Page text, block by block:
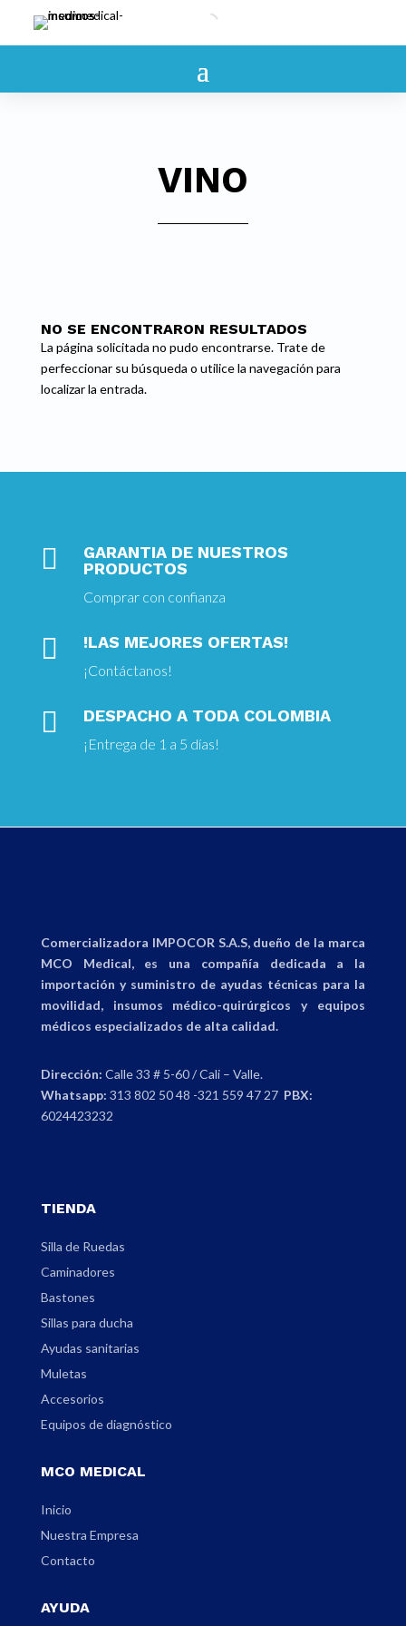
VINO
NO SE ENCONTRARON RESULTADOS
La página solicitada no pudo encontrarse. Trate de
perfeccionar su búsqueda o utilice la navegación para
localizar la entrada.

GARANTIA DE NUESTROS
PRODUCTOS
Comprar con confianza
 !LAS MEJORES OFERTAS!
¡Contáctanos!
 DESPACHO A TODA COLOMBIA
¡Entrega de 1 a 5 días!
Comercializadora IMPOCOR S.A.S, dueño de la marca
MCO Medical, es una compañía dedicada a la
importación y suministro de ayudas técnicas para la
movilidad, insumos médico-quirúrgicos y equipos
médicos especializados de alta calidad.
Dirección: Calle 33 # 5-60 / Cali – Valle.
Whatsapp: 313 802 50 48 -321 559 47 27 PBX:
6024423232
TIENDA
Silla de Ruedas
Caminadores
Bastones
Sillas para ducha
Ayudas sanitarias
Muletas
Accesorios
Equipos de diagnóstico
MCO MEDICAL
Inicio
Nuestra Empresa
Contacto
AYUDA